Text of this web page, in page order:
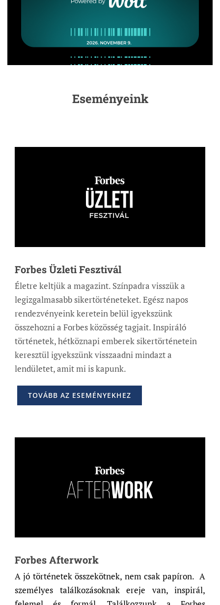
Eseményeink
Forbes Üzleti Fesztivál
Életre keltjük a magazint. Színpadra visszük a
legizgalmasabb sikertörténeteket. Egész napos
rendezvényeink keretein belül igyekszünk
összehozni a Forbes közösség tagjait. Inspiráló
történetek, hétköznapi emberek sikertörténetein
keresztül igyekszünk visszaadni mindazt a
lendületet, amit mi is kapunk.
TOVÁBB AZ ESEMÉNYEKHEZ
Forbes Afterwork
A jó történetek összekötnek, nem csak papíron. A
személyes találkozásoknak ereje van, inspirál,